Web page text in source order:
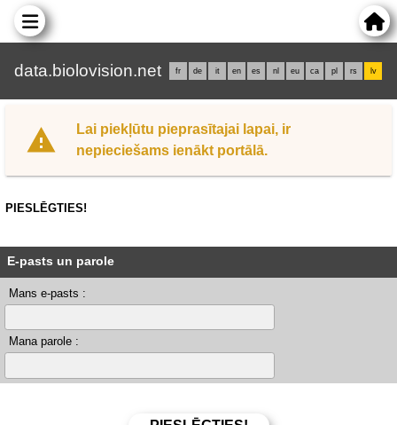
data.biolovision.net fr de it en es nl eu ca pl rs lv
Lai piekļūtu pieprasītajai lapai, ir
nepieciešams ienākt portālā.
PIESLĒGTIES!
E-pasts un parole
Mans e-pasts :
Mana parole :